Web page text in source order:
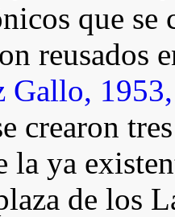
que se
reusados
Gallo,
crearon
la ya
de los